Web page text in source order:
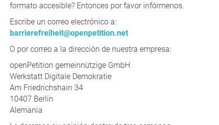
formato accesible? Entonces por favor infórmenos.
Escribe un correo electrónico a:
barrierefreiheit@openpetition.net
O por correo a la dirección de nuestra empresa:
openPetition gemeinnützige GmbH
Werkstatt Digitale Demokratie
Am Friedrichshain 34
10407 Berlin
Alemania